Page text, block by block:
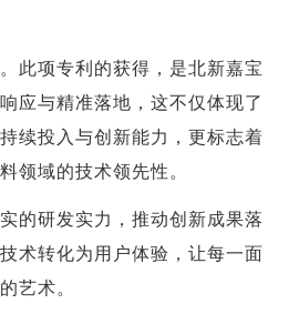
此项专利的获得，是北新嘉宝
应与精准落地，这不仅体现了
续投入与创新能力，更标志着
领域的技术领先性。
的研发实力，推动创新成果落
术转化为用户体验，让每一面
艺术。